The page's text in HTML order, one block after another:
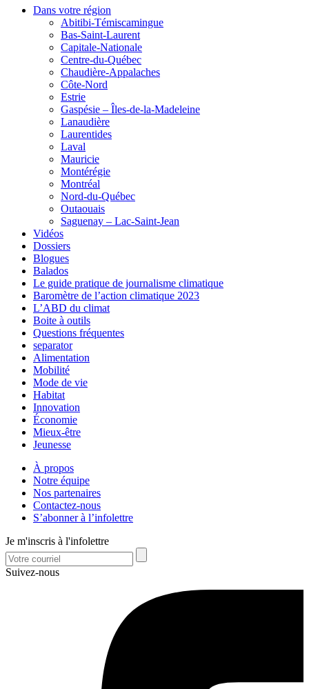
Dans votre région
Abitibi-Témiscamingue
Bas-Saint-Laurent
Capitale-Nationale
Centre-du-Québec
Chaudière-Appalaches
Côte-Nord
Estrie
Gaspésie – Îles-de-la-Madeleine
Lanaudière
Laurentides
Laval
Mauricie
Montérégie
Montréal
Nord-du-Québec
Outaouais
Saguenay – Lac-Saint-Jean
Vidéos
Dossiers
Blogues
Balados
Le guide pratique de journalisme climatique
Baromètre de l’action climatique 2023
L’ABD du climat
Boite à outils
Questions fréquentes
separator
Alimentation
Mobilité
Mode de vie
Habitat
Innovation
Économie
Mieux-être
Jeunesse
À propos
Notre équipe
Nos partenaires
Contactez-nous
S’abonner à l’infolettre
Je m'inscris à l'infolettre
Suivez-nous